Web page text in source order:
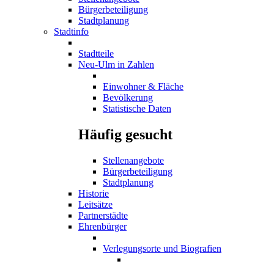
Bürgerbeteiligung
Stadtplanung
Stadtinfo
Stadtteile
Neu-Ulm in Zahlen
Einwohner & Fläche
Bevölkerung
Statistische Daten
Häufig gesucht
Stellenangebote
Bürgerbeteiligung
Stadtplanung
Historie
Leitsätze
Partnerstädte
Ehrenbürger
Verlegungsorte und Biografien